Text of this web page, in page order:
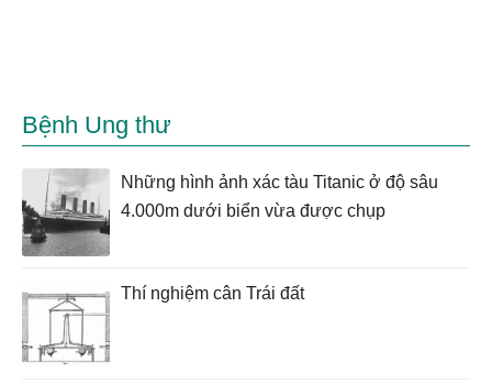
Bệnh Ung thư
Những hình ảnh xác tàu Titanic ở độ sâu
4.000m dưới biển vừa được chụp
Thí nghiệm cân Trái đất